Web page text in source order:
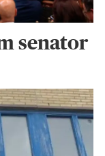
senator